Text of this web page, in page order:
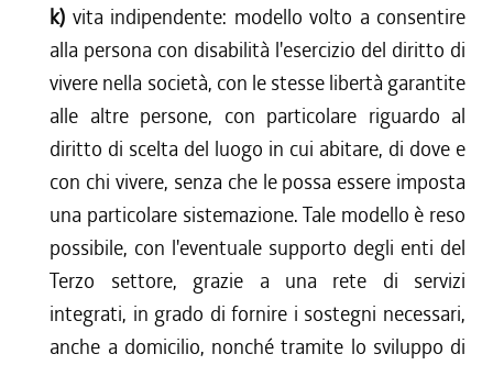
k) vita indipendente: modello volto a consentire
alla persona con disabilità l'esercizio del diritto di
vivere nella società, con le stesse libertà garantite
alle altre persone, con particolare riguardo al
diritto di scelta del luogo in cui abitare, di dove e
con chi vivere, senza che le possa essere imposta
una particolare sistemazione. Tale modello è reso
possibile, con l'eventuale supporto degli enti del
Terzo settore, grazie a una rete di servizi
integrati, in grado di fornire i sostegni necessari,
anche a domicilio, nonché tramite lo sviluppo di